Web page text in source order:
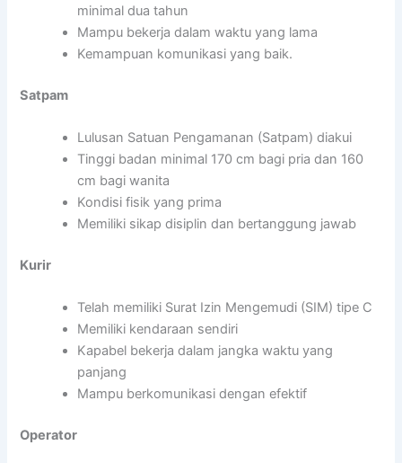
minimal dua tahun
Mampu bekerja dalam waktu yang lama
Kemampuan komunikasi yang baik.
Satpam
Lulusan Satuan Pengamanan (Satpam) diakui
Tinggi badan minimal 170 cm bagi pria dan 160
cm bagi wanita
Kondisi fisik yang prima
Memiliki sikap disiplin dan bertanggung jawab
Kurir
Telah memiliki Surat Izin Mengemudi (SIM) tipe C
Memiliki kendaraan sendiri
Kapabel bekerja dalam jangka waktu yang
panjang
Mampu berkomunikasi dengan efektif
Operator